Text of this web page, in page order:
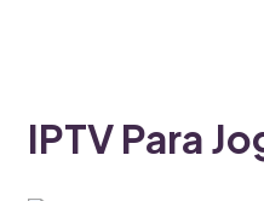
IPTV Para